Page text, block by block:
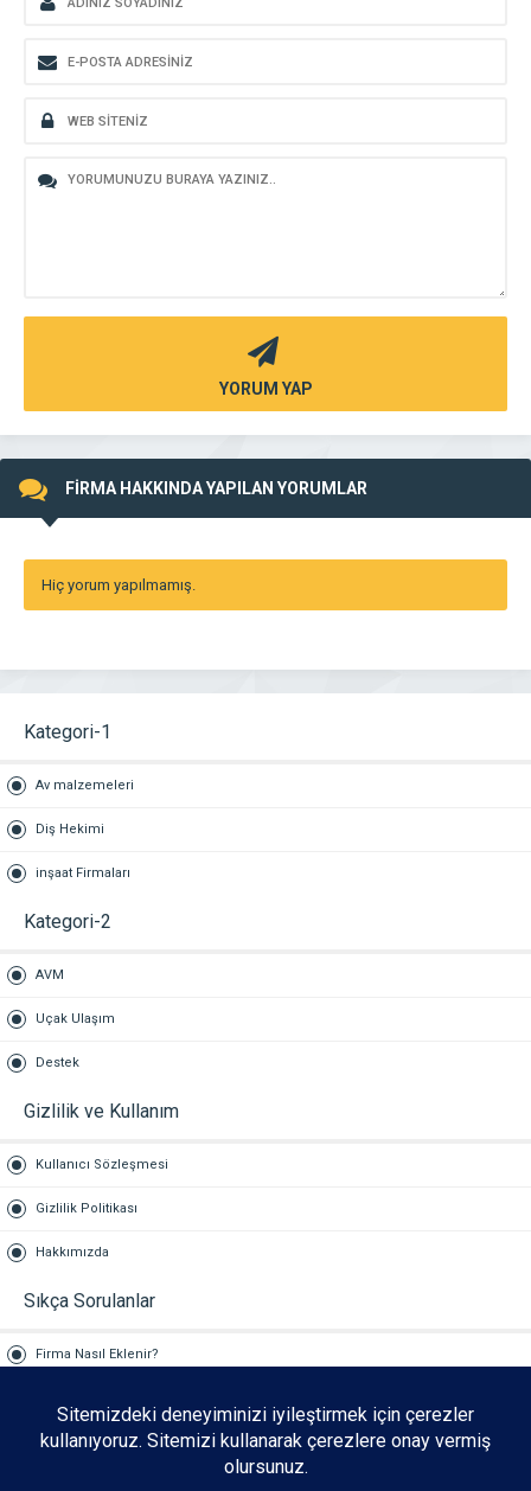
YORUM YAP
FİRMA HAKKINDA YAPILAN YORUMLAR
Hiç yorum yapılmamış.
Kategori-1
Av malzemeleri
Diş Hekimi
inşaat Firmaları
Kategori-2
AVM
Uçak Ulaşım
Destek
Gizlilik ve Kullanım
Kullanıcı Sözleşmesi
Gizlilik Politikası
Hakkımızda
Sıkça Sorulanlar
Firma Nasıl Eklenir?
İLETİŞİM